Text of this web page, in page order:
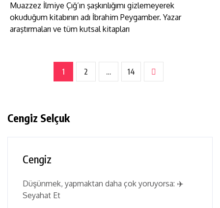
Muazzez İlmiye Çığ’ın şaşkınlığımı gizlemeyerek
okuduğum kitabının adı İbrahim Peygamber. Yazar
araştırmaları ve tüm kutsal kitapları
1 2 … 14
Cengiz Selçuk
Cengiz
Düşünmek, yapmaktan daha çok yoruyorsa: ✈️
Seyahat Et